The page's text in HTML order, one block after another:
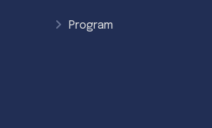
Program